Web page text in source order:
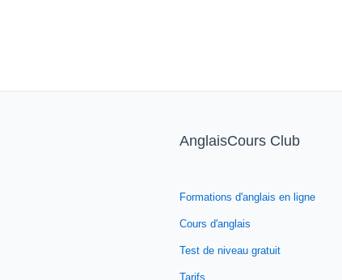
AnglaisCours Club
Formations d'anglais en ligne
Cours d'anglais
Test de niveau gratuit
Tarifs